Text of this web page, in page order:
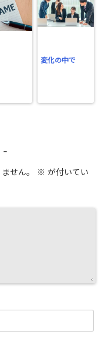
変化の中で
-
せん。 ※ が付いてい